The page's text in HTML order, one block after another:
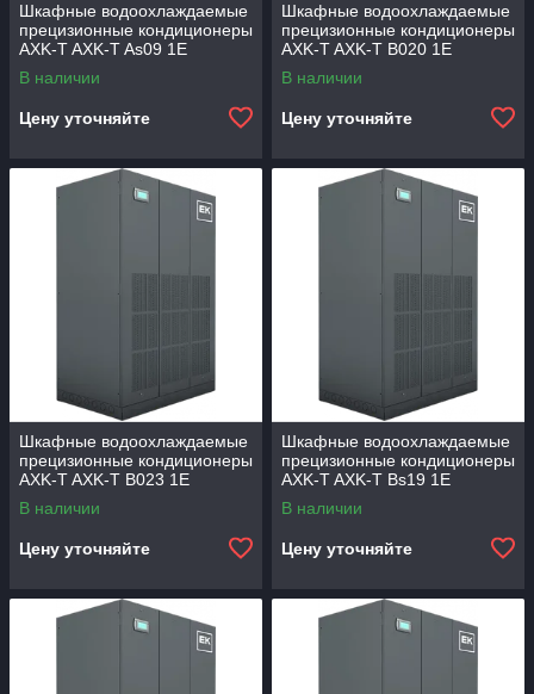
Шкафные водоохлаждаемые
прецизионные кондиционеры
AXK-T AXK-T As09 1E
В наличии
Цену уточняйте
Шкафные водоохлаждаемые
прецизионные кондиционеры
AXK-T AXK-T B020 1E
В наличии
Цену уточняйте
Шкафные водоохлаждаемые
прецизионные кондиционеры
AXK-T AXK-T B023 1E
В наличии
Цену уточняйте
Шкафные водоохлаждаемые
прецизионные кондиционеры
AXK-T AXK-T Bs19 1E
В наличии
Цену уточняйте